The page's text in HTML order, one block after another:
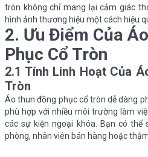
tròn không chỉ mang lại cảm giác
hình ảnh thương hiệu một cách hiệu
2. Ưu Điểm Của
Phục Cổ Tròn
2.1 Tính Linh Hoạt Của
Tròn
Áo thun đồng phục cổ tròn dễ dàng
phù hợp với nhiều môi trường làm
các sự kiện ngoại khóa. Bạn có thể
phòng, nhân viên bán hàng hoặc